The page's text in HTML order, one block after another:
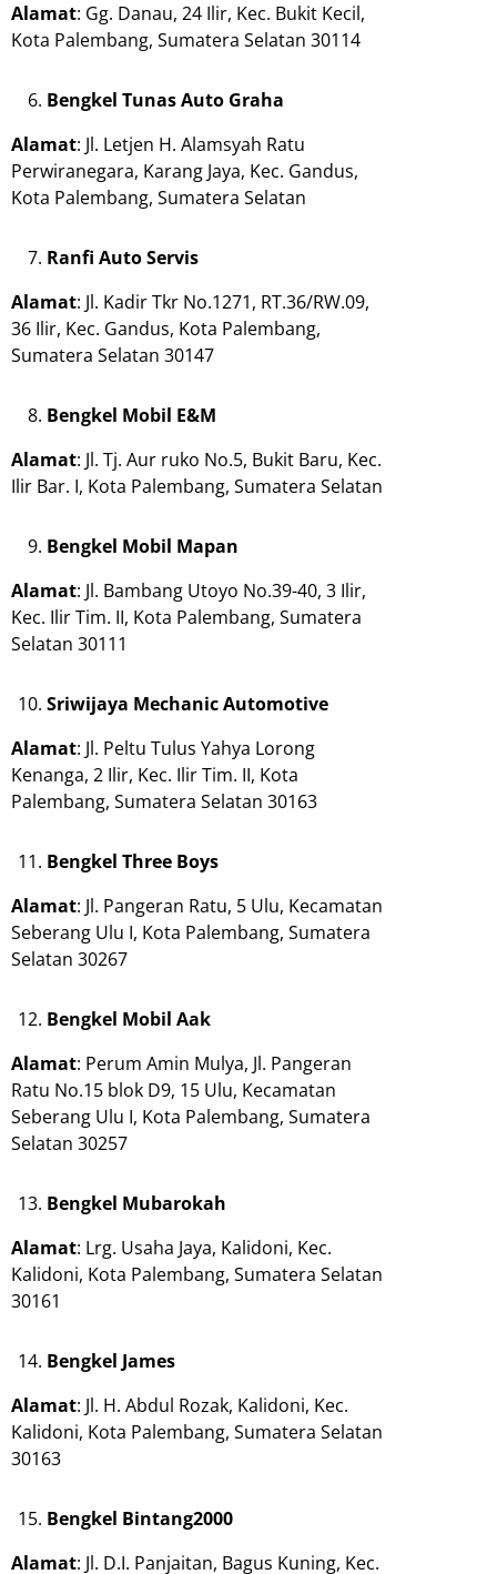
Alamat: Gg. Danau, 24 Ilir, Kec. Bukit Kecil,
Kota Palembang, Sumatera Selatan 30114
Bengkel Tunas Auto Graha
Alamat: Jl. Letjen H. Alamsyah Ratu
Perwiranegara, Karang Jaya, Kec. Gandus,
Kota Palembang, Sumatera Selatan
Ranfi Auto Servis
Alamat: Jl. Kadir Tkr No.1271, RT.36/RW.09,
36 Ilir, Kec. Gandus, Kota Palembang,
Sumatera Selatan 30147
Bengkel Mobil E&M
Alamat: Jl. Tj. Aur ruko No.5, Bukit Baru, Kec.
Ilir Bar. I, Kota Palembang, Sumatera Selatan
Bengkel Mobil Mapan
Alamat: Jl. Bambang Utoyo No.39-40, 3 Ilir,
Kec. Ilir Tim. II, Kota Palembang, Sumatera
Selatan 30111
Sriwijaya Mechanic Automotive
Alamat: Jl. Peltu Tulus Yahya Lorong
Kenanga, 2 Ilir, Kec. Ilir Tim. II, Kota
Palembang, Sumatera Selatan 30163
Bengkel Three Boys
Alamat: Jl. Pangeran Ratu, 5 Ulu, Kecamatan
Seberang Ulu I, Kota Palembang, Sumatera
Selatan 30267
Bengkel Mobil Aak
Alamat: Perum Amin Mulya, Jl. Pangeran
Ratu No.15 blok D9, 15 Ulu, Kecamatan
Seberang Ulu I, Kota Palembang, Sumatera
Selatan 30257
Bengkel Mubarokah
Alamat: Lrg. Usaha Jaya, Kalidoni, Kec.
Kalidoni, Kota Palembang, Sumatera Selatan
30161
Bengkel James
Alamat: Jl. H. Abdul Rozak, Kalidoni, Kec.
Kalidoni, Kota Palembang, Sumatera Selatan
30163
Bengkel Bintang2000
Alamat: Jl. D.I. Panjaitan, Bagus Kuning, Kec.